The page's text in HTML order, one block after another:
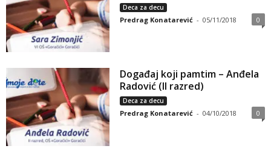
Deca za decu
Predrag Konatarević - 05/11/2018 0
Događaj koji pamtim – Anđela
Radović (II razred)
Deca za decu
Predrag Konatarević - 04/10/2018 0